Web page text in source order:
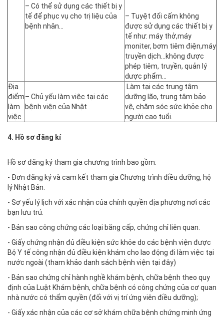
– Có thể sử dụng các thiết bị y
tế để phục vụ cho trị liệu của
bệnh nhân…
– Tuyệt đối cấm không
được sử dụng các thiết bị y
tế như: máy thở,máy
moniter, bơm tiêm điện,máy
truyền dịch…không được
phép tiêm, truyền, quản lý
dược phẩm…
Địa
điểm
làm
việc
– Chủ yếu làm việc tại các
bệnh viện của Nhật
Làm tại các trung tâm
dưỡng lão, trung tâm bảo
vệ, chăm sóc sức khỏe cho
người cao tuổi.
4. Hồ sơ đăng kí
Hồ sơ đăng ký tham gia chương trình bao gồm:
- Đơn đăng ký và cam kết tham gia Chương trình điều dưỡng, hộ
lý Nhật Bản.
- Sơ yếu lý lịch với xác nhận của chính quyền địa phương nơi các
bạn lưu trú.
- Bản sao công chứng các loại bằng cấp, chứng chỉ liên quan.
- Giấy chứng nhận đủ điều kiện sức khỏe do các bệnh viện được
Bộ Y tế công nhận đủ điều kiện khám cho lao động đi làm việc tại
nước ngoài (tham khảo danh sách bệnh viện tại đây)
- Bản sao chứng chỉ hành nghề khám bệnh, chữa bệnh theo quy
định của Luật Khám bệnh, chữa bệnh có công chứng của cơ quan
nhà nước có thẩm quyền (đối với vị trí ứng viên điều dưỡng);
- Giấy xác nhận của các cơ sở khám chữa bệnh chứng minh ứng